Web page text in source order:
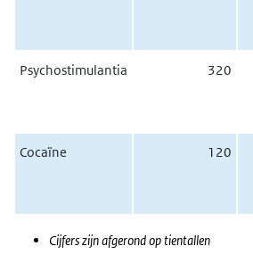
Psychostimulantia 320
Cocaïne 120
Cijfers zijn afgerond op tientallen